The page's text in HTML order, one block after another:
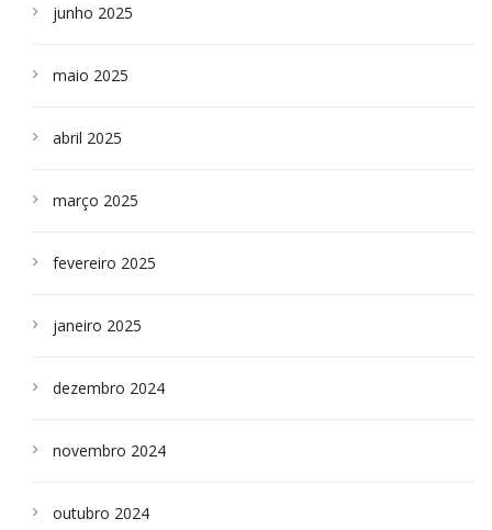
junho 2025
maio 2025
abril 2025
março 2025
fevereiro 2025
janeiro 2025
dezembro 2024
novembro 2024
outubro 2024